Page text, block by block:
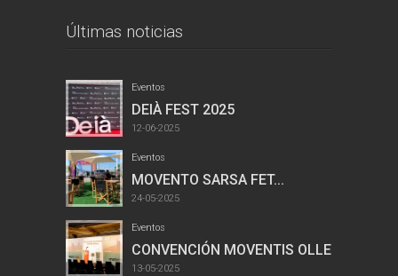
Últimas noticias
Eventos
DEIÀ FEST 2025
12-06-2025
Eventos
MOVENTO SARSA FET...
24-05-2025
Eventos
CONVENCIÓN MOVENTIS OLLER...
13-05-2025